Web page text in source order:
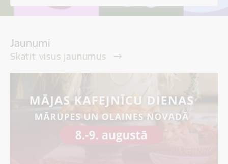
Jaunumi
Skatīt visus jaunumus